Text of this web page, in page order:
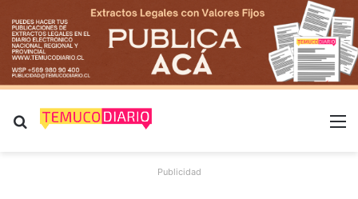
Buscar por
Publicidad